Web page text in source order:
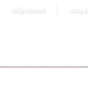
обучение наука